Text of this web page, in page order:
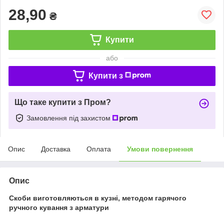
28,90 ₴
Купити
або
Купити з
Що таке купити з Пром?
Замовлення під захистом
Опис Доставка Оплата Умови повернення
Опис
Скоби виготовляються в кузні, методом гарячого
ручного кування з арматури